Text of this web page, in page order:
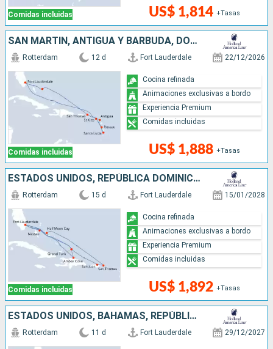
Comidas incluidas US$ 1,814 +Tasas
SAN MARTÍN, ANTIGUA Y BARBUDA, DOMINICA, SANTA LUCIA, BAHAMAS, ESTADOS UNIDOS
Comidas incluidas
Rotterdam 12 d Fort Lauderdale 22/12/2026
US$ 1,888 +Tasas
Cocina refinada
Animaciones exclusivas a bordo
Experiencia Premium
Comidas incluidas
ESTADOS UNIDOS, REPÚBLICA DOMINICANA, BAHAMAS, PUERTO RICO
Comidas incluidas
Rotterdam 15 d Fort Lauderdale 15/01/2028
US$ 1,892 +Tasas
Cocina refinada
Animaciones exclusivas a bordo
Experiencia Premium
Comidas incluidas
ESTADOS UNIDOS, BAHAMAS, REPÚBLICA DOMINICANA, ARUBA
Rotterdam 11 d Fort Lauderdale 29/12/2027